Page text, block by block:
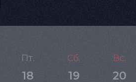
Пт.
18
Сб.
19
Вс.
20